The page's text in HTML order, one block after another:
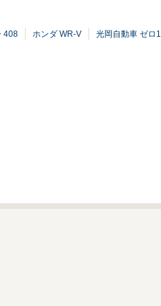
408 ホンダ WR-V
光岡自動車 ゼロ1